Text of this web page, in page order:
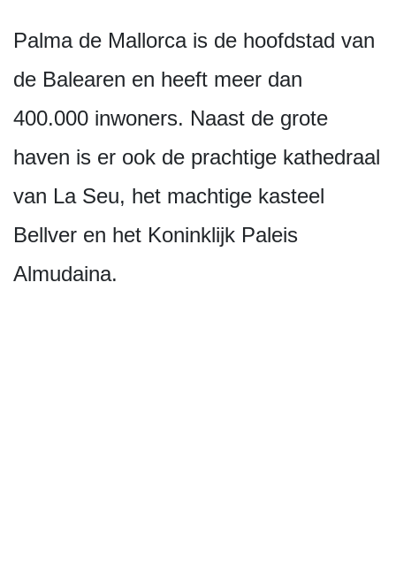
Palma de Mallorca is de hoofdstad van
de Balearen en heeft meer dan
400.000 inwoners. Naast de grote
haven is er ook de prachtige kathedraal
van La Seu, het machtige kasteel
Bellver en het Koninklijk Paleis
Almudaina.